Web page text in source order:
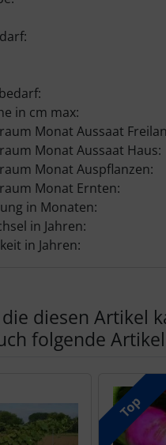
in cm max:
Monat Aussaat
Monat Aussaat Haus:
Monat Auspflanzen:
Monat Ernten:
in Monaten:
in Jahren:
in Jahren:
diesen Artikel
folgende
- navigieren
Top